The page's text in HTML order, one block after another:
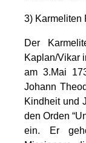
3) Karmeliten
Der
Kaplan/Vikar
am 3.Mai
Johann
Kindheit und
den Orden
ein. Er